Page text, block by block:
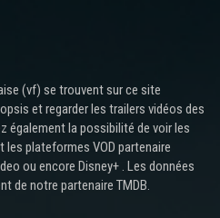
(vf) se trouvent sur ce site
et regarder les trailers vidéos des
également la possibilité de voir les
les plateformes VOD partenaire
ou encore Disney+ . Les données
de notre partenaire TMDB.